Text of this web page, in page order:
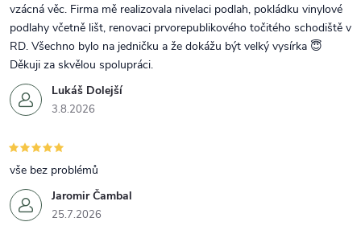
Lukáš Dolejší
3.8.2026
vzácná věc. Firma mě realizovala nivelaci podlah, pokládku vinylové
podlahy včetně lišt, renovaci prvorepublikového točitého schodiště v
RD. Všechno bylo na jedničku a že dokážu být velký vysírka 😇
Děkuji za skvělou spolupráci.
Jaromir Čambal
25.7.2026
vše bez problémů